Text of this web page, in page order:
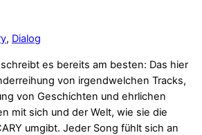
, Dialog
es bereits am besten: Das hier
von irgendwelchen Tracks,
von Geschichten und ehrlichen
mit sich und der Welt, wie sie die
umgibt. Jeder Song fühlt sich an